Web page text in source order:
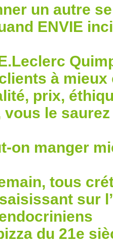
un autre
ENVIE
à
prix,
le
on manger
tous
sur
du 21e